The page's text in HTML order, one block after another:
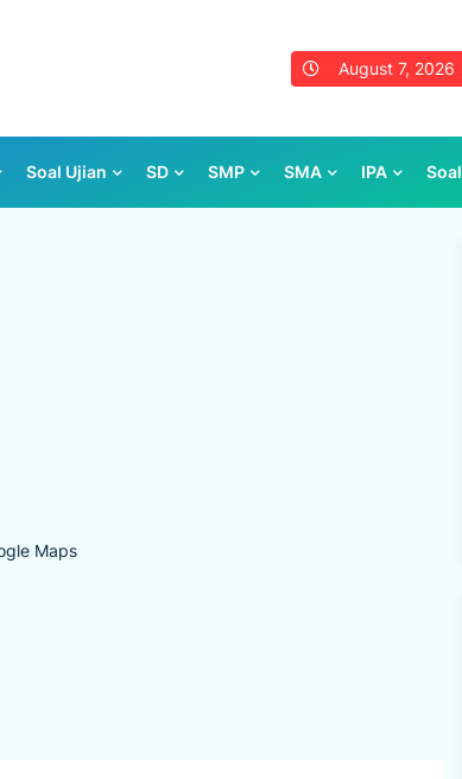
August 7, 2026
Soal Ujian SD SMP SMA IPA Soal
Maps